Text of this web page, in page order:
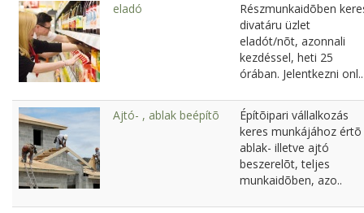
eladó
Részmunkaidõben
divatáru üzlet
eladót/nõt, azonnali
kezdéssel, heti 25
órában. Jelentkezni onl..
Ajtó- , ablak beépítõ
Építõipari vállalkozás
keres munkájához értõ
ablak- illetve ajtó
beszerelõt, teljes
munkaidõben, azo..